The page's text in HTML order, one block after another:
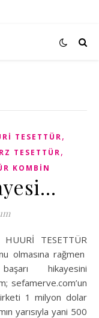
TESETTÜR,
TESETTÜR,
KOMBIN
olmasına rağmen
hikayesini
sefamerve.com’un
1 milyon dolar
yarısıyla yani 500